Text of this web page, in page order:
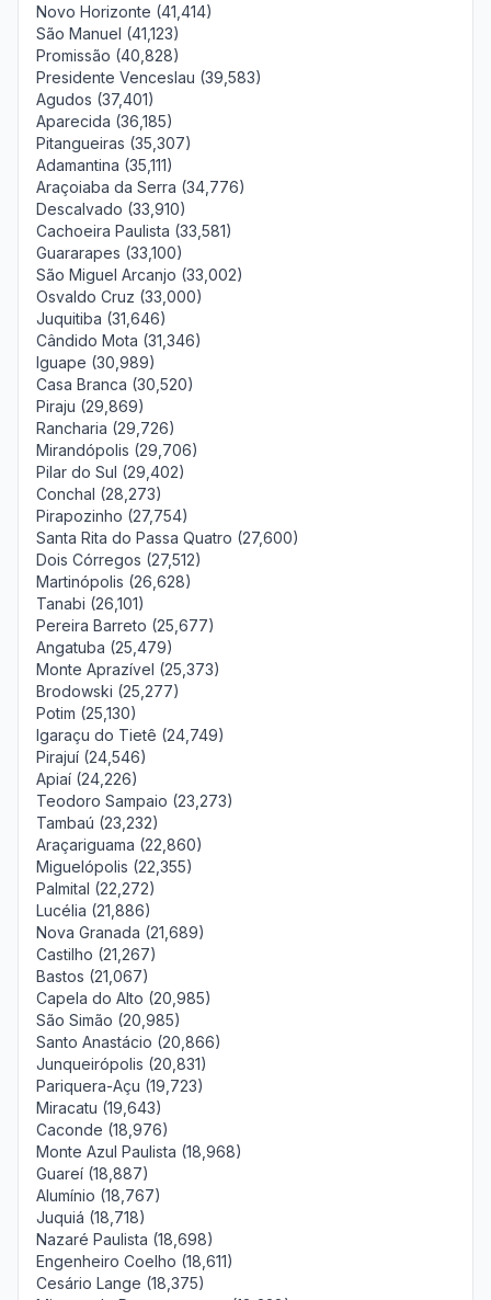
Novo Horizonte (41,414)
São Manuel (41,123)
Promissão (40,828)
Presidente Venceslau (39,583)
Agudos (37,401)
Aparecida (36,185)
Pitangueiras (35,307)
Adamantina (35,111)
Araçoiaba da Serra (34,776)
Descalvado (33,910)
Cachoeira Paulista (33,581)
Guararapes (33,100)
São Miguel Arcanjo (33,002)
Osvaldo Cruz (33,000)
Juquitiba (31,646)
Cândido Mota (31,346)
Iguape (30,989)
Casa Branca (30,520)
Piraju (29,869)
Rancharia (29,726)
Mirandópolis (29,706)
Pilar do Sul (29,402)
Conchal (28,273)
Pirapozinho (27,754)
Santa Rita do Passa Quatro (27,600)
Dois Córregos (27,512)
Martinópolis (26,628)
Tanabi (26,101)
Pereira Barreto (25,677)
Angatuba (25,479)
Monte Aprazível (25,373)
Brodowski (25,277)
Potim (25,130)
Igaraçu do Tietê (24,749)
Pirajuí (24,546)
Apiaí (24,226)
Teodoro Sampaio (23,273)
Tambaú (23,232)
Araçariguama (22,860)
Miguelópolis (22,355)
Palmital (22,272)
Lucélia (21,886)
Nova Granada (21,689)
Castilho (21,267)
Bastos (21,067)
Capela do Alto (20,985)
São Simão (20,985)
Santo Anastácio (20,866)
Junqueirópolis (20,831)
Pariquera-Açu (19,723)
Miracatu (19,643)
Caconde (18,976)
Monte Azul Paulista (18,968)
Guareí (18,887)
Alumínio (18,767)
Juquiá (18,718)
Nazaré Paulista (18,698)
Engenheiro Coelho (18,611)
Cesário Lange (18,375)